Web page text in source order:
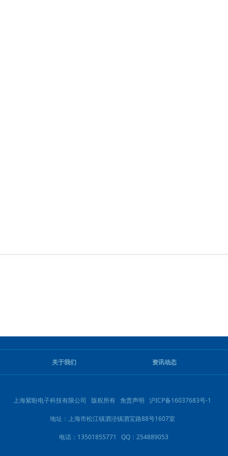
关于我们 资讯动态
上海紫盼电子科技有限公司 版权所有 免责声明 沪ICP备16037683号-1
地址：上海市松江镇泗泾镇泗宝路88号1607室
电话：13501855771 QQ：254889053